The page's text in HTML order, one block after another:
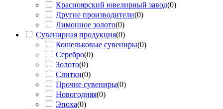
Красноярский ювелирный завод(0)
Другие производители(0)
Лимонное золото(0)
Сувенирная продукция(0)
Кошельковые сувениры(0)
Серебро(0)
Золото(0)
Слитки(0)
Прочие сувениры(0)
Новогодняя(0)
Эпоха(0)